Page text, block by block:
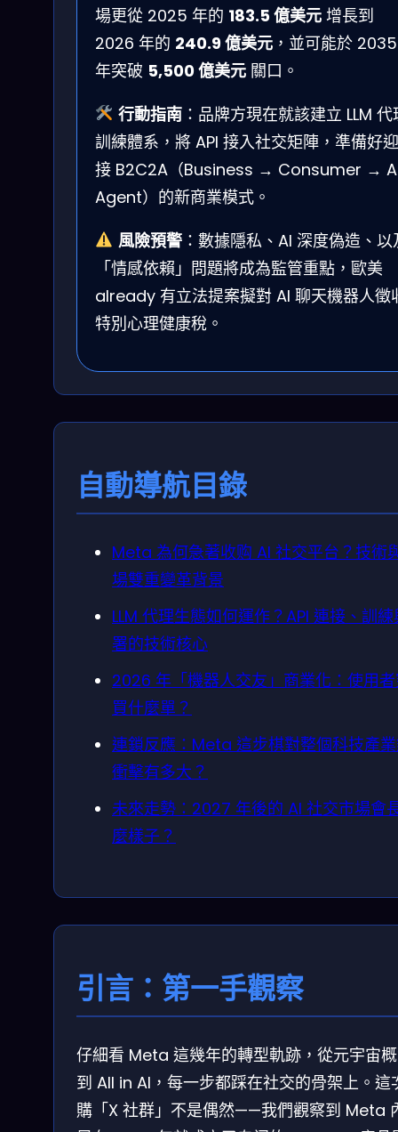
場更從 2025 年的 183.5 億美元 增長到
2026 年的 240.9 億美元 ，並可能於 2035
年突破 5,500 億美元 關口。
行動指南：品牌方現在就該建立 LLM 代
訓練體系，將 API 接入社交矩陣，準備好迎
接 B2C2A（Business → Consumer →
Agent）的新商業模式。
風險預警：數據隱私、AI 深度偽造、以
「情感依賴」問題將成為監管重點，歐美
already 有立法提案擬對 AI 聊天機器人徵
特別心理健康稅。
自動導航目錄
Meta 為何急著收购 AI 社交平台？技術
場雙重變革背景
LLM 代理生態如何運作？API 連接、訓
署的技術核心
2026 年「機器人交友」商業化：使用
買什麼單？
連鎖反應：Meta 這步棋對整個科技產
衝擊有多大？
未來走勢：2027 年後的 AI 社交市場會
麼樣子？
引言：第一手觀察
仔細看 Meta 這幾年的轉型軌跡，從元宇宙
到 All in AI，每一步都踩在社交的骨架上。這
購「X 社群」不是偶然——我們觀察到 Meta